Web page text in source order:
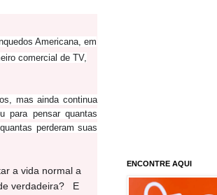
Americana, em
comercial de TV,
mas ainda continua
para pensar quantas
perderam suas
a vida normal a
verdadeira? E
ENCONTRE AQUI